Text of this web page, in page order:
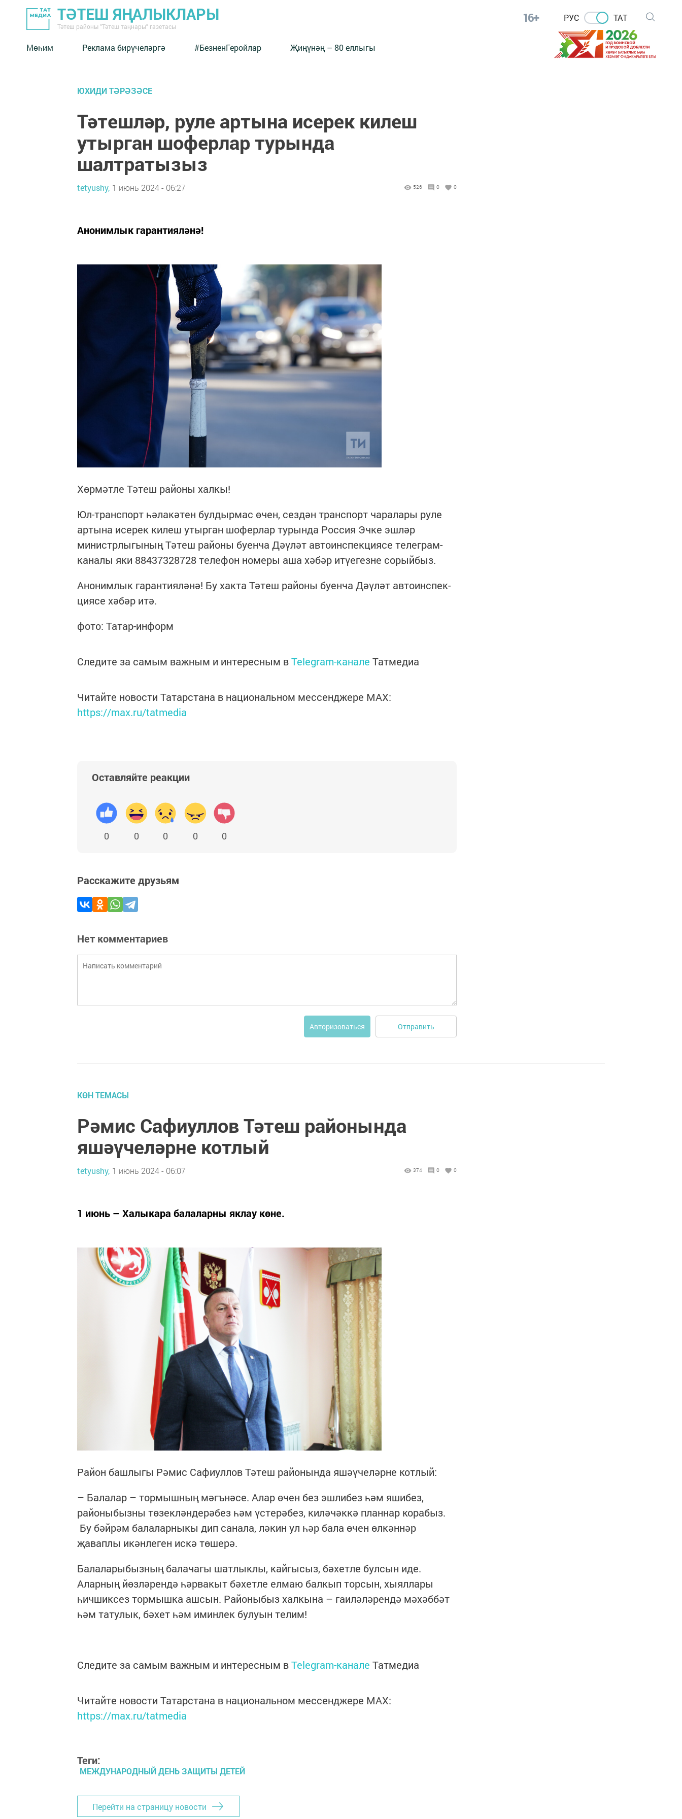
ТӘТЕШ ЯҢАЛЫКЛАРЫ
Тәтеш районы "Тәтеш таңнары" газетасы
16+ РУС ТАТ
Мөһим Реклама бирүчеләргә #БезненГеройлар Җиңүнәң – 80 еллыгы
ЮХИДИ ТӘРӘЗӘСЕ
Тәтешләр, руле артына исерек килеш
утырган шоферлар турында
шалтратызыз
tetyushy, 1 июнь 2024 - 06:27 526 0 0
Анонимлык гарантияләнә!
Хөрмәтле Тәтеш районы халкы!
Юл-транспорт һәлакәтен булдырмас өчен, сездән транспорт чаралары руле
артына исерек килеш утырган шоферлар турында Россия Эчке эшләр
министр­лыгының Тәтеш районы бу­енча Дәү­ләт автоинс­пек­ция­се телеграм-
каналы яки 88437328728 телефон номеры аша хәбәр итүегез­не сорыйбыз.
Анонимлык гарантияләнә! Бу хакта Тәтеш районы бу­енча Дәү­ләт автоинс­пек­
ция­се хәбәр итә.
фото: Татар-информ
Следите за самым важным и интересным вTelegram-канале Татмедиа
Читайте новости Татарстана в национальном мессенджере MАХ:
https://max.ru/tatmedia
Оставляйте реакции
0 0 0 0 0
Расскажите друзьям
Нет комментариев
Авторизоваться Отправить
КӨН ТЕМАСЫ
Рәмис Сафиуллов Тәтеш рай­онында
яшәүчеләрне котлый
tetyushy, 1 июнь 2024 - 06:07 374 0 0
1 июнь – Халыкара балаларны яклау көне.
Район башлыгы Рәмис Сафиуллов Тәтеш рай­онында яшәүчеләрне котлый:
– Балалар – тормышның мәгънәсе. Алар өчен без эшлибез һәм яшибез,
районыбызны төзеклән­дерәбез һәм үстерәбез, киләчәккә планнар корабыз.
Бу бәйрәм балаларныкы дип санала, ләкин ул һәр бала өчен өлкәннәр
җаваплы икәнлеген искә төшерә.
Балаларыбызның балачагы шатлыклы, кайгысыз, бәхетле булсын иде.
Аларның йөзләрендә һәр­вакыт бәхетле елмаю балкып торсын, хыяллары
һичшиксез тормышка ашсын. Районыбыз халкына – гаиләләрендә мәхәббәт
һәм татулык, бәхет һәм иминлек булуын ­телим!
Следите за самым важным и интересным вTelegram-канале Татмедиа
Читайте новости Татарстана в национальном мессенджере MАХ:
https://max.ru/tatmedia
Теги:
МЕЖДУНАРОДНЫЙ ДЕНЬ ЗАЩИТЫ ДЕТЕЙ
Перейти на страницу новости